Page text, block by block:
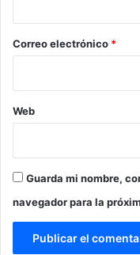
*
Correo electrónico *
Web
Guarda mi nombre,
navegador para la